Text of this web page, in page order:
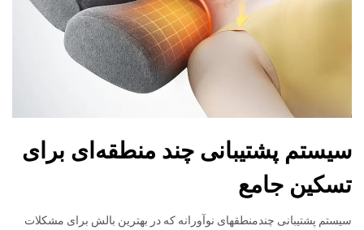
سیستم پشتیبانی چند منطقه‌ای برای
تسکین جامع
سیستم پشتیبانی چندمنطقهای نوآورانه که در بهترین بالش برای مشکلات